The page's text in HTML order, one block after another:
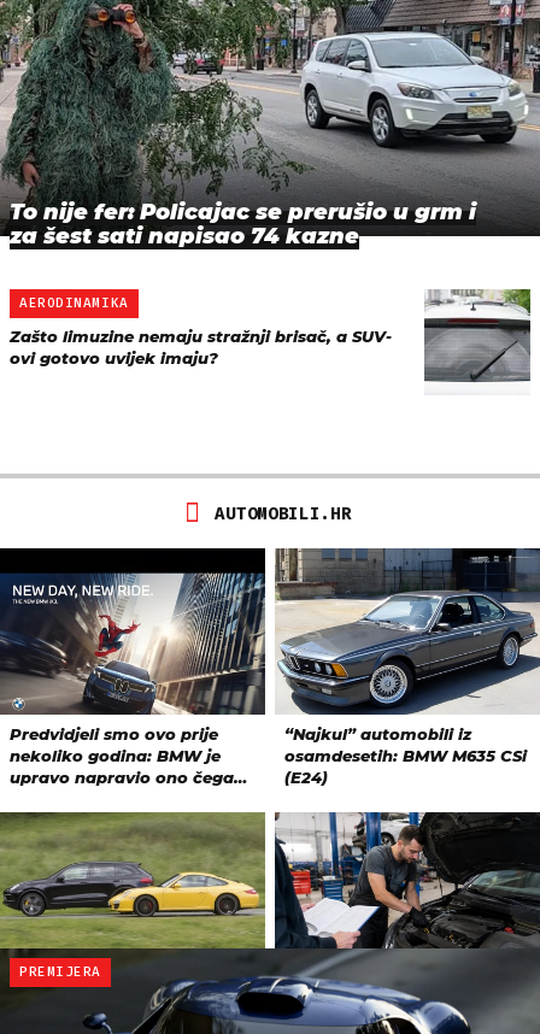
To nije fer: Policajac se prerušio u grm i
za šest sati napisao 74 kazne
AERODINAMIKA
Zašto limuzine nemaju stražnji brisač, a SUV-
ovi gotovo uvijek imaju?
PREMIJERA